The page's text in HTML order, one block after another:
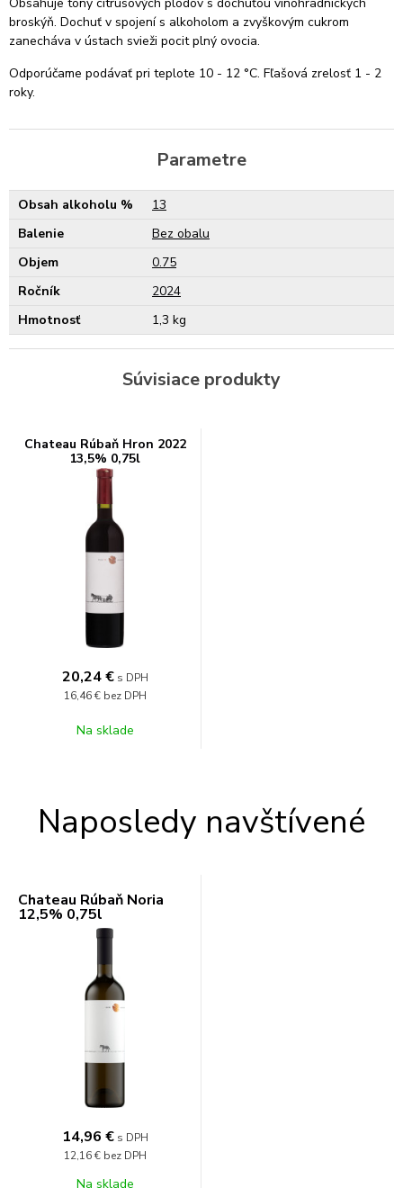
broskýň. Dochuť v spojení s alkoholom a zvyškovým cukrom
zanecháva v ústach svieži pocit plný ovocia.
Odporúčame podávať pri teplote 10 - 12 °C. Fľašová zrelosť 1 - 2
roky.
Parametre
Obsah alkoholu %
13
Balenie
Bez obalu
Objem
0.75
Ročník
2024
Hmotnosť
1,3 kg
Súvisiace produkty
Chateau Rúbaň Hron 2022
13,5% 0,75l
20,24 € s DPH
16,46 € bez DPH
Na sklade
Naposledy navštívené
Chateau Rúbaň Noria
12,5% 0,75l
14,96 € s DPH
12,16 € bez DPH
Na sklade